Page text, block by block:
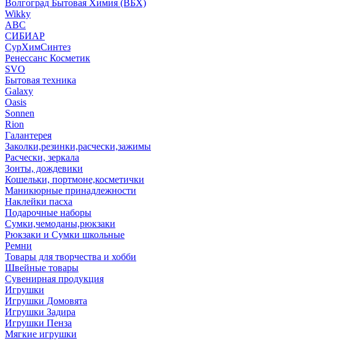
Волгоград Бытовая Химия (ВБХ)
Wikky
АВС
СИБИАР
СурХимСинтез
Ренессанс Косметик
SVO
Бытовая техника
Galaxy
Oasis
Sonnen
Rion
Галантерея
Заколки,резинки,расчески,зажимы
Расчески, зеркала
Зонты, дождевики
Кошельки, портмоне,косметички
Маникюрные принадлежности
Наклейки пасха
Подарочные наборы
Сумки,чемоданы,рюкзаки
Рюкзаки и Сумки школьные
Ремни
Товары для творчества и хобби
Швейные товары
Сувенирная продукция
Игрушки
Игрушки Домовята
Игрушки Задира
Игрушки Пенза
Мягкие игрушки